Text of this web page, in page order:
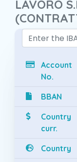
LAVORO
Account
No.
BBAN
Country
curr.
Country